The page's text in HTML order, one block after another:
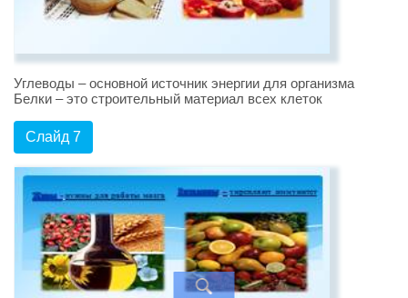
Углеводы – основной источник энергии для организма
Белки – это строительный материал всех клеток
Слайд 7